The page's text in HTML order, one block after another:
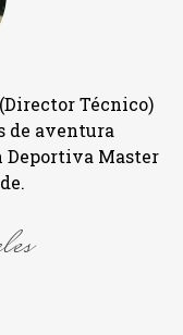
Técnico)
de aventura
Deportiva Master